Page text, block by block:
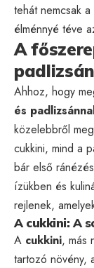
tehát nemcsak
élménnyé téve
A
padlizsán
Ahhoz, hogy
és
közelebbről
cukkini, mind a
bár első
ízükben és
rejlenek,
A cukkini: A
A cukkini, más
tartozó növény,